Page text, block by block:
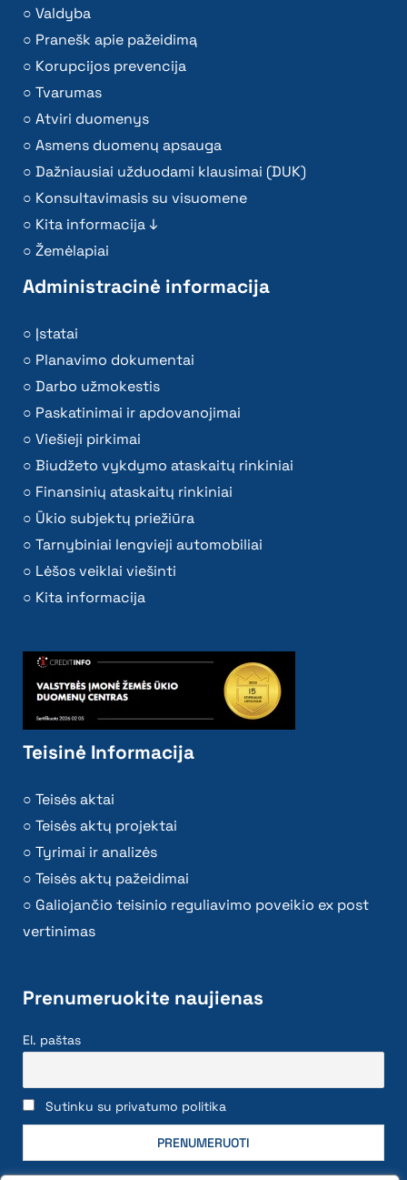
Valdyba
Pranešk apie pažeidimą
Korupcijos prevencija
Tvarumas
Atviri duomenys
Asmens duomenų apsauga
Dažniausiai užduodami klausimai (DUK)
Konsultavimasis su visuomene
Kita informacija ↓
Žemėlapiai
Administracinė informacija
Įstatai
Planavimo dokumentai
Darbo užmokestis
Paskatinimai ir apdovanojimai
Viešieji pirkimai
Biudžeto vykdymo ataskaitų rinkiniai
Finansinių ataskaitų rinkiniai
Ūkio subjektų priežiūra
Tarnybiniai lengvieji automobiliai
Lėšos veiklai viešinti
Kita informacija
Teisinė Informacija
Teisės aktai
Teisės aktų projektai
Tyrimai ir analizės
Teisės aktų pažeidimai
Galiojančio teisinio reguliavimo poveikio ex post
vertinimas
Prenumeruokite naujienas
El. paštas
Sutinku su privatumo politika